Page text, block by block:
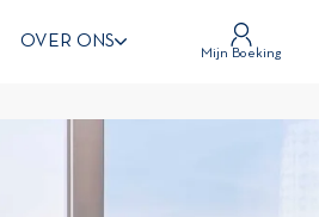
OVER ONS
Mijn Boeking